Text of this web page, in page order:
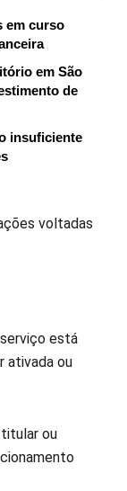
em curso
em São
de
insuficiente
voltadas
está
ativada ou
ou